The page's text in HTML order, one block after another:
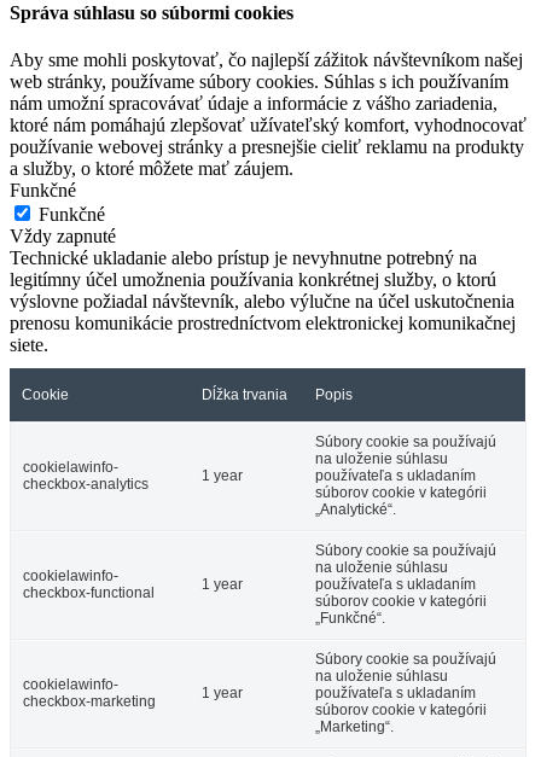
Správa súhlasu so súbormi cookies
Aby sme mohli poskytovať, čo najlepší zážitok návštevníkom našej
web stránky, používame súbory cookies. Súhlas s ich používaním
nám umožní spracovávať údaje a informácie z vášho zariadenia,
ktoré nám pomáhajú zlepšovať užívateľský komfort, vyhodnocovať
používanie webovej stránky a presnejšie cieliť reklamu na produkty
a služby, o ktoré môžete mať záujem.
Funkčné
Funkčné
Vždy zapnuté
Technické ukladanie alebo prístup je nevyhnutne potrebný na
legitímny účel umožnenia používania konkrétnej služby, o ktorú
výslovne požiadal návštevník, alebo výlučne na účel uskutočnenia
prenosu komunikácie prostredníctvom elektronickej komunikačnej
siete.
Cookie Dĺžka trvania Popis
cookielawinfo-
checkbox-analytics
1 year
Súbory cookie sa používajú
na uloženie súhlasu
používateľa s ukladaním
súborov cookie v kategórii
„Analytické“.
cookielawinfo-
checkbox-functional
1 year
Súbory cookie sa používajú
na uloženie súhlasu
používateľa s ukladaním
súborov cookie v kategórii
„Funkčné“.
cookielawinfo-
checkbox-marketing
1 year
Súbory cookie sa používajú
na uloženie súhlasu
používateľa s ukladaním
súborov cookie v kategórii
„Marketing“.